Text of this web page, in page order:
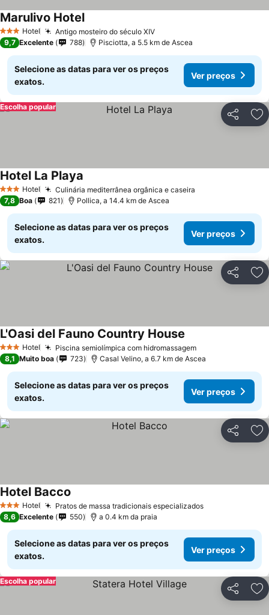
3 EstrelasHotel Antigo mosteiro do século XIV
Marulivo Hotel
9,7 Excelente 788 Pisciotta, a 5.5 km de Ascea
Selecione as datas para ver os preços
exatos.
Ver preços
Partilhar
Escolha popular
3 EstrelasHotel Culinária mediterrânea orgânica e caseira
Hotel La Playa
7,8 Boa 821 Pollica, a 14.4 km de Ascea
Selecione as datas para ver os preços
exatos.
Ver preços
Partilhar
3 EstrelasHotel Piscina semiolímpica com hidromassagem
L'Oasi del Fauno Country House
8,1 Muito boa 723 Casal Velino, a 6.7 km de Ascea
Selecione as datas para ver os preços
exatos.
Ver preços
Partilhar
3 EstrelasHotel Pratos de massa tradicionais especializados
Hotel Bacco
8,6 Excelente 550 a 0.4 km da praia
Selecione as datas para ver os preços
exatos.
Ver preços
Partilhar
Escolha popular